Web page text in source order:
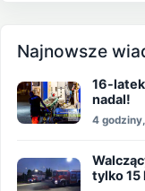
Najnowsze
16-
nadal!
4
tylko 15